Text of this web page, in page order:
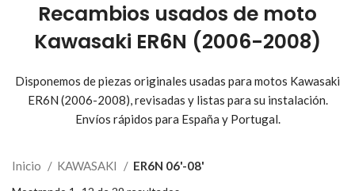
Recambios usados de moto
Kawasaki ER6N (2006-2008)
Disponemos de piezas originales usadas para motos Kawasaki
ER6N (2006-2008), revisadas y listas para su instalación.
Envíos rápidos para España y Portugal.
Inicio KAWASAKI ER6N 06'-08'